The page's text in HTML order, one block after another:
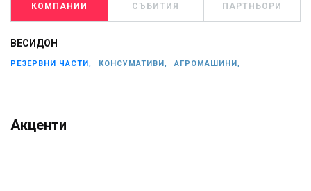
КОМПАНИИ СЪБИТИЯ ПАРТНЬОРИ
ВЕСИДОН
РЕЗЕРВНИ ЧАСТИ, КОНСУМАТИВИ, АГРОМАШИНИ,
Акценти